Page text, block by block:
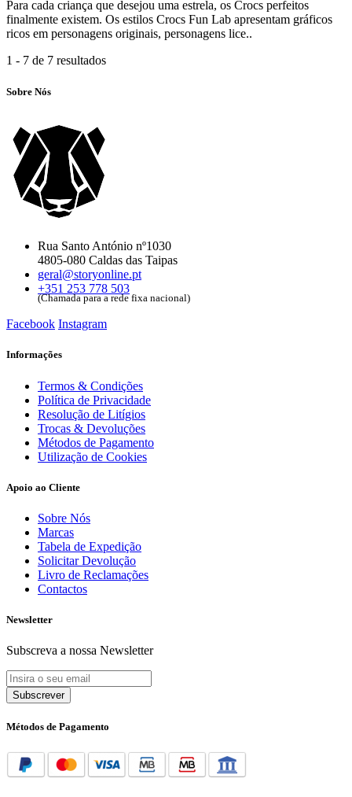
Para cada criança que desejou uma estrela, os Crocs perfeitos
finalmente existem. Os estilos Crocs Fun Lab apresentam gráficos
ricos em personagens originais, personagens lice..
1 - 7 de 7 resultados
Sobre Nós
Rua Santo António nº1030
4805-080 Caldas das Taipas
geral@storyonline.pt
+351 253 778 503
(Chamada para a rede fixa nacional)
Facebook Instagram
Informações
Termos & Condições
Política de Privacidade
Resolução de Litígios
Trocas & Devoluções
Métodos de Pagamento
Utilização de Cookies
Apoio ao Cliente
Sobre Nós
Marcas
Tabela de Expedição
Solicitar Devolução
Livro de Reclamações
Contactos
Newsletter
Subscreva a nossa Newsletter
Subscrever
Métodos de Pagamento